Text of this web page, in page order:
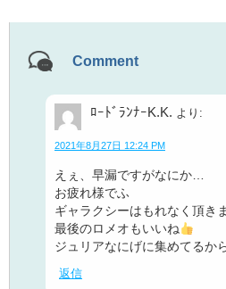
Comment
ﾛｰﾄﾞﾗﾝﾅｰK.K. より:
2021年8月27日 12:24 PM
えぇ、早漏ですがなにか…
お疲れ様でふ
ギャラクシーはもれなく頂き
最後のロメオもいいね
ジュリアなにげに集めてるか
返信